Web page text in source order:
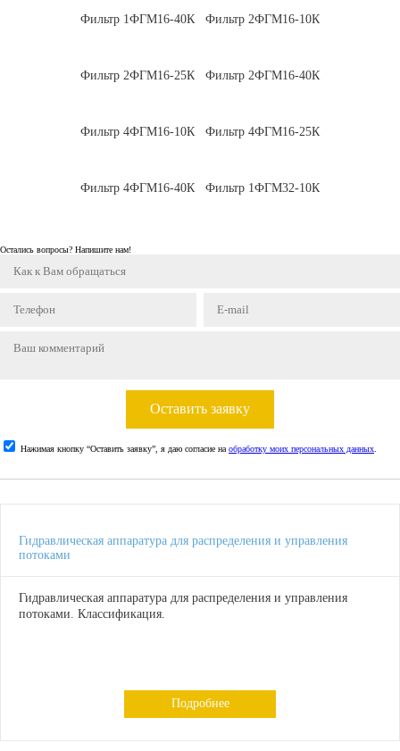
Фильтр 1ФГМ16-40К Фильтр 2ФГМ16-10К
Фильтр 2ФГМ16-25К Фильтр 2ФГМ16-40К
Фильтр 4ФГМ16-10К Фильтр 4ФГМ16-25К
Фильтр 4ФГМ16-40К Фильтр 1ФГМ32-10К
Остались вопросы? Напишите нам!
Оставить заявку
Нажимая кнопку “Оставить заявку”, я даю согласие на обработку моих персональных данных
Гидравлическая аппаратура для распределения и управления
потоками
Гидравлическая аппаратура для распределения и управления
потоками. Классификация.
Подробнее